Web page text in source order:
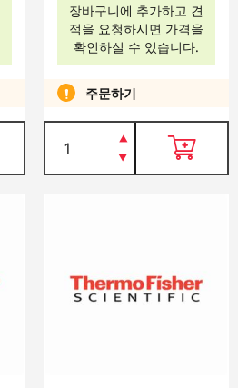
장바구니에 추가하고 견
적을 요청하시면 가격을
확인하실 수 있습니다.
주문하기